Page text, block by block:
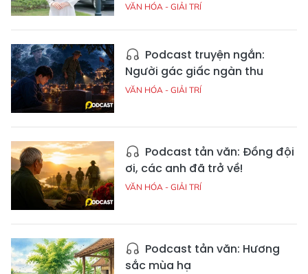
VĂN HÓA - GIẢI TRÍ
Podcast truyện ngắn:
Người gác giấc ngàn thu
VĂN HÓA - GIẢI TRÍ
Podcast tản văn: Đồng đội
ơi, các anh đã trở về!
VĂN HÓA - GIẢI TRÍ
Podcast tản văn: Hương
sắc mùa hạ